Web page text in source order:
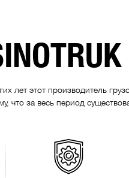
лет этот производитель
что за весь период